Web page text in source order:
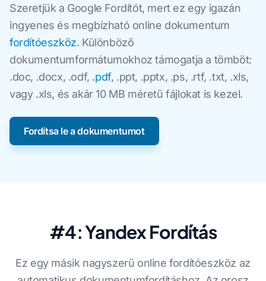
Szeretjük a Google Fordítót, mert ez egy igazán
ingyenes és megbízható online dokumentum
fordítóeszköz. Különböző
dokumentumformátumokhoz támogatja a tömböt:
.doc, .docx, .odf, .pdf, .ppt, .pptx, .ps, .rtf, .txt, .xls,
vagy .xls, és akár 10 MB méretű fájlokat is kezel.
Fordítsa le a dokumentumot
#4: Yandex Fordítás
Ez egy másik nagyszerű online fordítóeszköz az